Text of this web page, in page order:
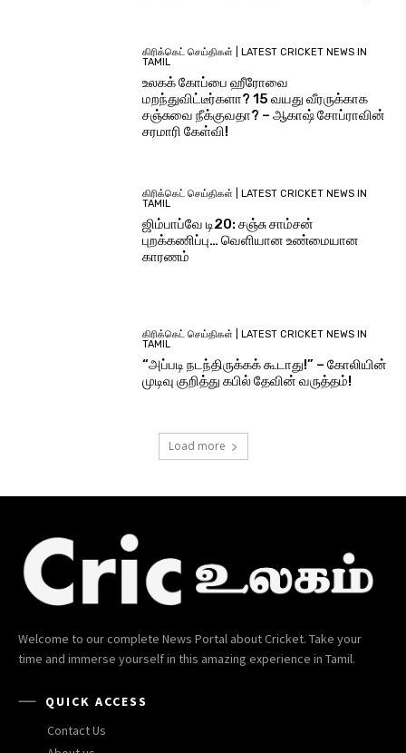
கிரிக்கெட் செய்திகள் | LATEST CRICKET NEWS IN
TAMIL
உலகக் கோப்பை ஹீரோவை
மறந்துவிட்டீர்களா? 15 வயது வீரருக்காக
சஞ்சுவை நீக்குவதா? – ஆகாஷ் சோப்ராவின்
சரமாரி கேள்வி!
கிரிக்கெட் செய்திகள் | LATEST CRICKET NEWS IN
TAMIL
ஜிம்பாப்வே டி20: சஞ்சு சாம்சன்
புறக்கணிப்பு… வெளியான உண்மையான
காரணம்
கிரிக்கெட் செய்திகள் | LATEST CRICKET NEWS IN
TAMIL
“அப்படி நடந்திருக்கக் கூடாது!” – கோலியின்
முடிவு குறித்து கபில் தேவின் வருத்தம்!
Load more
Welcome to our complete News Portal about Cricket. Take your
time and immerse yourself in this amazing experience in Tamil.
QUICK ACCESS
Contact Us